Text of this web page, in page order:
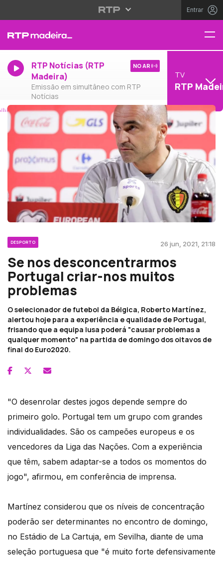
Entrar
RTP Notícias (RTP
Madeira)
Emissão em simultâneo com RTP
Notícias
NO AR
TV
RTP
DESPORTO 26 jun, 2021, 21:18
Se nos desconcentrarmos
Portugal criar-nos muitos
problemas
O selecionador de futebol da Bélgica, Roberto Martínez,
alertou hoje para a experiência e qualidade de Portugal,
frisando que a equipa lusa poderá "causar problemas a
qualquer momento" na partida de domingo dos oitavos de
final do Euro2020.
"O desenrolar destes jogos depende sempre do
primeiro golo. Portugal tem um grupo com grandes
individualidades. São os campeões europeus e os
vencedores da Liga das Nações. Com a experiência
que têm, sabem adaptar-se a todos os momentos do
jogo", afirmou, em conferência de imprensa.
Martínez considerou que os níveis de concentração
poderão ser determinantes no encontro de domingo,
no Estádio de La Cartuja, em Sevilha, diante de uma
seleção portuguesa que "é muito forte defensivamente